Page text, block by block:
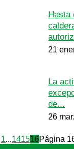
Hasta
21
La
de...
26
1...141516Página